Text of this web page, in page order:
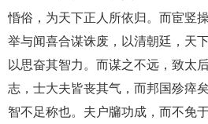
惛俗，为天下正人所依归。而宦竖
举与闻喜合谋诛废，以清朝廷，天
以思奋其智力。而谋之不远，致太
志，士大夫皆丧其气，而邦国殄瘁
智不足称也。夫户牖功成，而不免